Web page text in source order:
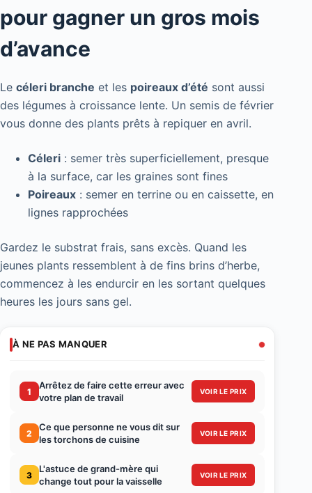
pour gagner un gros mois
d’avance
Le céleri branche et les poireaux d’été sont aussi
des légumes à croissance lente. Un semis de février
vous donne des plants prêts à repiquer en avril.
Céleri : semer très superficiellement, presque
à la surface, car les graines sont fines
Poireaux : semer en terrine ou en caissette, en
lignes rapprochées
Gardez le substrat frais, sans excès. Quand les
jeunes plants ressemblent à de fins brins d’herbe,
commencez à les endurcir en les sortant quelques
heures les jours sans gel.
À NE PAS MANQUER
1
Arrêtez de faire cette erreur avec
votre plan de travail
VOIR LE PRIX
2
Ce que personne ne vous dit sur
les torchons de cuisine
VOIR LE PRIX
3
L'astuce de grand-mère qui
change tout pour la vaisselle
VOIR LE PRIX